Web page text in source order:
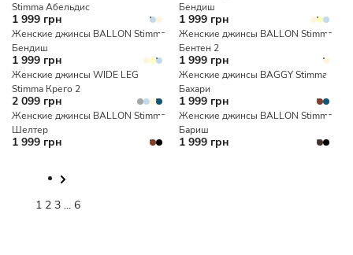
Stimma Абельдис
1 999 грн
Бендиш
1 999 грн
Женские джинсы BALLON Stimma
Бендиш
1 999 грн
Женские джинсы BALLON Stimma
Бентен 2
1 999 грн
Женские джинсы WIDE LEG
Stimma Крего 2
2 099 грн
Женские джинсы BAGGY Stimma
Бахари
1 999 грн
Женские джинсы BALLON Stimma
Шелтер
1 999 грн
Женские джинсы BALLON Stimma
Бариш
1 999 грн
1 2 3 ... 6